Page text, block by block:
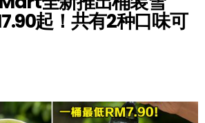
起！共有2种口味可